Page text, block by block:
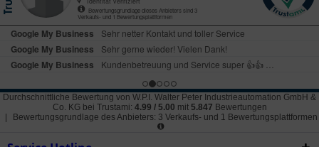
Durchschnittliche Bewertung von W.P.I. Walter Peter Industrieautomation GmbH &
Co. KG bei Trustami: 4.99 / 5.00 mit 5.847 Bewertungen
Bewertungsgrundlage des Anbieters: 3 Verkaufs- und 1 Bewertungsplattformen